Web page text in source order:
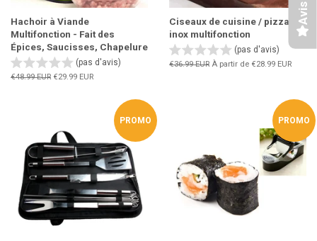
Hachoir à Viande
Multifonction - Fait des
Épices, Saucisses, Chapelure
(pas d'avis)
Prix
€48.99 EUR Prix
€29.99 EUR
Ciseaux de cuisine / pizza
inox multifonction
(pas d'avis)
Prix
€36.99 EUR À partir de €28.99 EUR
PROMO PROMO
Avis